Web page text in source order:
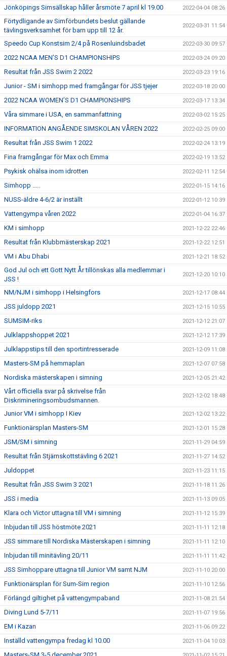
Jönköpings Simsällskap håller årsmöte 7 april kl 19.00 2022-04-04 08:26
Förtydligande av Simförbundets beslut gällande
tävlingsverksamhet för barn upp till 12 år.
2022-03-31 11:54
Speedo Cup Konstsim 2/4 på Rosenluindsbadet 2022-03-30 09:57
2022 NCAA MEN’S D1 CHAMPIONSHIPS 2022-03-24 09:20
Resultat från JSS Swim 2 2022 2022-03-23 19:16
Junior - SM i simhopp med framgångar för JSS tjejer 2022-03-18 20:00
2022 NCAA WOMEN’S D1 CHAMPIONSHIPS 2022-03-17 13:34
Våra simmare i USA, en sammanfattning 2022-03-02 15:25
INFORMATION ANGÅENDE SIMSKOLAN VÅREN 2022 2022-02-25 09:00
Resultat från JSS Swim 1 2022 2022-02-24 13:19
Fina framgångar för Max och Emma 2022-02-19 13:52
Psykisk ohälsa inom idrotten 2022-02-11 12:54
Simhopp ..... 2022-01-15 14:16
NUSS-äldre 4-6/2 är inställt 2022-01-12 10:39
Vattengympa våren 2022 2022-01-04 16:37
KM i simhopp 2021-12-22 22:46
Resultat från Klubbmästerskap 2021 2021-12-22 12:51
VM i Abu Dhabi 2021-12-21 18:52
God Jul och ett Gott Nytt År tillönskas alla medlemmar i
JSS !
2021-12-20 10:10
NM/NJM i simhopp i Helsingfors 2021-12-17 08:44
JSS juldopp 2021 2021-12-15 10:55
SUMSIM-riks 2021-12-12 21:07
Julklappshoppet 2021 2021-12-12 17:39
Julklappstips till den sportintresserade 2021-12-09 11:08
Masters-SM på hemmaplan 2021-12-07 07:58
Nordiska mästerskapen i simning 2021-12-05 21:42
Vårt officiella svar på skrivelse från
Diskrimineringsombudsmannen.
2021-12-02 18:48
Junior VM i simhopp I Kiev 2021-12-02 13:22
Funktionärsplan Masters-SM 2021-12-01 15:28
JSM/SM i simning 2021-11-29 04:59
Resultat från Stjärnskottstävling 6 2021 2021-11-27 14:52
Juldoppet 2021-11-23 11:15
Resultat från JSS Swim 3 2021 2021-11-18 11:26
JSS i media 2021-11-13 09:05
Klara och Victor uttagna till VM i simning 2021-11-12 15:39
Inbjudan till JSS höstmöte 2021 2021-11-11 12:18
JSS simmare till Nordiska Mästerskapen i simning 2021-11-11 12:10
Inbjudan till minitävling 20/11 2021-11-11 11:42
JSS Simhoppare uttagna till Junior VM samt NJM 2021-11-10 20:00
Funktionärsplan för Sum-Sim region 2021-11-10 12:56
Förlängd giltighet på vattengympaband 2021-11-08 21:54
Diving Lund 5-7/11 2021-11-07 19:56
EM i Kazan 2021-11-06 09:22
Inställd vattengympa fredag kl 10.00 2021-11-04 10:03